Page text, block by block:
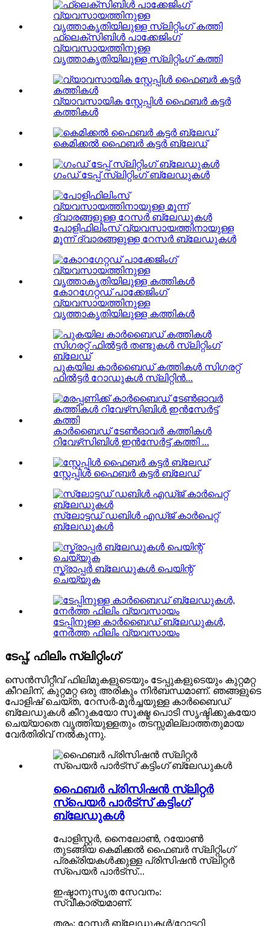
ഫ്ലെക്സിബിൾ പാക്കേജിംഗ്
വ്യവസായത്തിനുള്ള
വൃത്താകൃതിയിലുള്ള സ്ലിറ്റിംഗ് കത്തി
വ്യാവസായിക സ്റ്റേപ്പിൾ ഫൈബർ കട്ടർ
കത്തികൾ
കെമിക്കൽ ഫൈബർ കട്ടർ ബ്ലേഡ്
ഗംഡ് ടേപ്പ് സ്ലിറ്റിംഗ് ബ്ലേഡുകൾ
പോളിഫിലിംസ് വ്യവസായത്തിനായുള്ള
മൂന്ന് ദ്വാരങ്ങളുള്ള റേസർ ബ്ലേഡുകൾ
കോറഗേറ്റഡ് പാക്കേജിംഗ്
വ്യവസായത്തിനുള്ള
വൃത്താകൃതിയിലുള്ള കത്തികൾ
പുകയില കാർബൈഡ് കത്തികൾ സിഗരറ്റ്
ഫിൽട്ടർ റോഡുകൾ സ്ലിറ്റിൻ...
കാർബൈഡ് ടേൺഓവർ കത്തികൾ
റിവേഴ്‌സിബിൾ ഇൻസേർട്ട് കത്തി ...
സ്റ്റേപ്പിൾ ഫൈബർ കട്ടർ ബ്ലേഡ്
സ്ലോട്ടഡ് ഡബിൾ എഡ്ജ് കാർപെറ്റ്
ബ്ലേഡുകൾ
സ്ക്രാപ്പർ ബ്ലേഡുകൾ പെയിന്റ്
ചെയ്യുക
ടേപ്പിനുള്ള കാർബൈഡ് ബ്ലേഡുകൾ,
നേർത്ത ഫിലിം വ്യവസായം
ടേപ്പ്, ഫിലിം സ്ലിറ്റിംഗ്
സെൻസിറ്റീവ് ഫിലിമുകളുടെയും ടേപ്പുകളുടെയും കുറ്റമറ്റ
കീറലിന്, കുറ്റമറ്റ ഒരു അരികും നിർബന്ധമാണ്. ഞങ്ങളുടെ
പോളിഷ് ചെയ്ത, റേസർ-മൂർച്ചയുള്ള കാർബൈഡ്
ബ്ലേഡുകൾ കീറുകയോ സൂക്ഷ്മ പൊടി സൃഷ്ടിക്കുകയോ
ചെയ്യാതെ വൃത്തിയുള്ളതും തടസ്സമില്ലാത്തതുമായ
വേർതിരിവ് നൽകുന്നു.
ഫൈബർ പ്രിസിഷൻ സ്ലിറ്റർ
സ്പെയർ പാർട്സ് കട്ടിംഗ്
ബ്ലേഡുകൾ
പോളിസ്റ്റർ, നൈലോൺ, റയോൺ
തുടങ്ങിയ കെമിക്കൽ ഫൈബർ സ്ലിറ്റിംഗ്
പ്രക്രിയകൾക്കുള്ള പ്രിസിഷൻ സ്ലിറ്റർ
സ്പെയർ പാർട്സ്...
ഇഷ്ടാനുസൃത സേവനം:
സ്വീകാര്യമാണ്.
തരം: റേസർ ബ്ലേഡുകൾ/റോട്ടറി